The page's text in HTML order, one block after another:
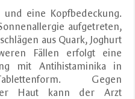
eine Kopfbedeckung.
aufgetreten,
aus Quark, Joghurt
Fällen erfolgt eine
mit Antihistaminika in
Gegen
der Haut kann der Arzt